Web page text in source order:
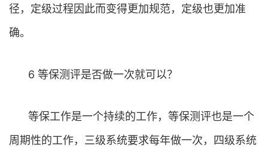
径，定级过程因此而变得更加规范，定级也更加准
确。
6 等保测评是否做一次就可以？
等保工作是一个持续的工作，等保测评也是一个
周期性的工作，三级系统要求每年做一次，四级系统